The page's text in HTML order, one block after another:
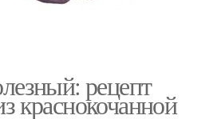
рецепт
краснокочанной